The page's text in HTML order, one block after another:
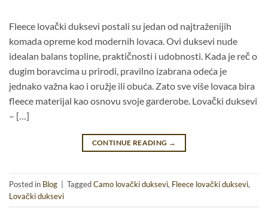
Fleece lovački duksevi postali su jedan od najtraženijih
komada opreme kod modernih lovaca. Ovi duksevi nude
idealan balans topline, praktičnosti i udobnosti. Kada je reč o
dugim boravcima u prirodi, pravilno izabrana odeća je
jednako važna kao i oružje ili obuća. Zato sve više lovaca bira
fleece materijal kao osnovu svoje garderobe. Lovački duksevi
– […]
CONTINUE READING →
Posted in Blog TaggedCamo lovački duksevi, Fleece lovački duksevi,
Lovački duksevi